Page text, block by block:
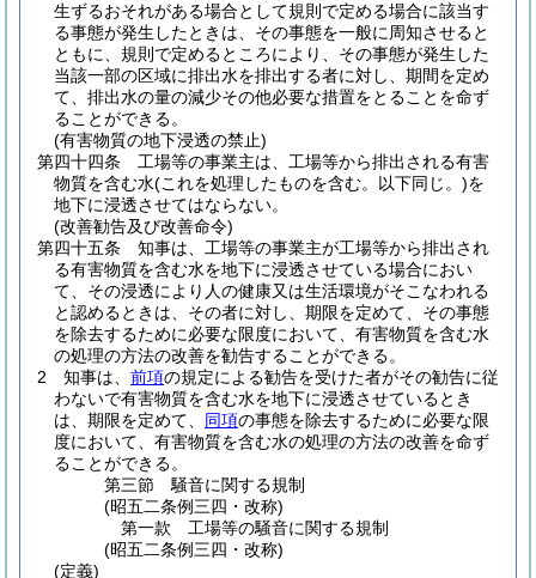
生ずるおそれがある場合として規則で定める場合に該当す
る事態が発生したときは、その事態を一般に周知させると
ともに、規則で定めるところにより、その事態が発生した
当該一部の区域に排出水を排出する者に対し、期間を定め
て、排出水の量の減少その他必要な措置をとることを命ず
ることができる。
(有害物質の地下浸透の禁止)
第四十四条
工場等の事業主は、工場等から排出される有害
物質を含む水(これを処理したものを含む。以下同じ。)を
地下に浸透させてはならない。
(改善勧告及び改善命令)
第四十五条
知事は、工場等の事業主が工場等から排出され
る有害物質を含む水を地下に浸透させている場合におい
て、その浸透により人の健康又は生活環境がそこなわれる
と認めるときは、その者に対し、期限を定めて、その事態
を除去するために必要な限度において、有害物質を含む水
の処理の方法の改善を勧告することができる。
2
知事は、 前項の規定による勧告を受けた者がその勧告に従
わないで有害物質を含む水を地下に浸透させているとき
は、期限を定めて、 同項の事態を除去するために必要な限
度において、有害物質を含む水の処理の方法の改善を命ず
ることができる。
第三節
騒音に関する規制
(昭五二条例三四・改称)
第一款
工場等の騒音に関する規制
(昭五二条例三四・改称)
(定義)